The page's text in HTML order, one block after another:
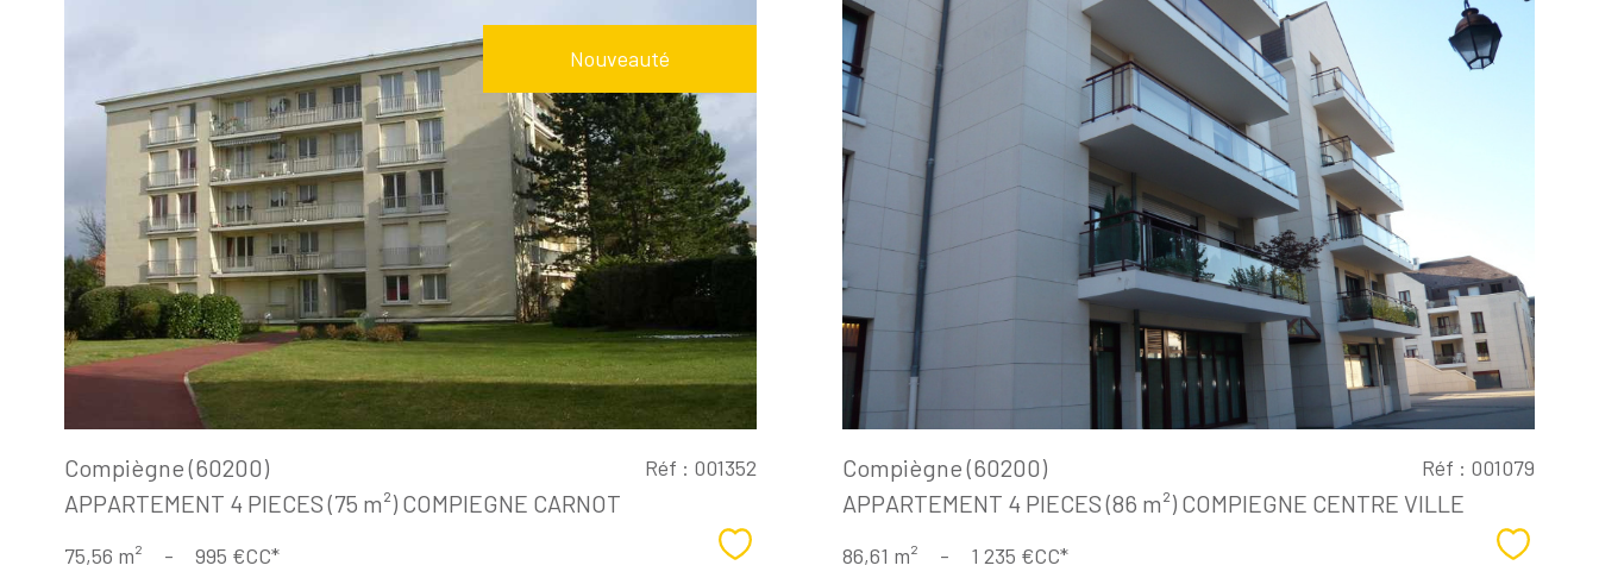
Nouveauté
Voir le
bien
Compiègne (60200)
APPARTEMENT 4 PIECES (75 m²) COMPIEGNE CARNOT
Réf : 001352
75,56 m² - 995 €CC* Sélectionner
Voir le
bien
Compiègne (60200)
APPARTEMENT 4 PIECES (86 m²) COMPIEGNE CENTRE VILLE
Réf : 001079
86,61 m² - 1 235 €CC*